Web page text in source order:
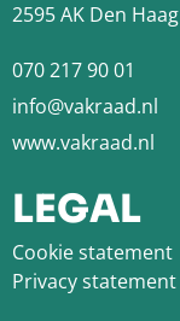
2595 AK Den Haag
070 217 90 01
info@vakraad.nl
www.vakraad.nl
LEGAL
Cookie statement
Privacy statement